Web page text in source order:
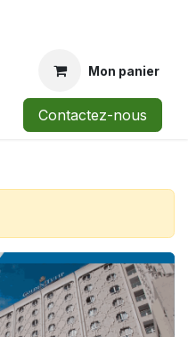
Mon panier
Contactez-nous